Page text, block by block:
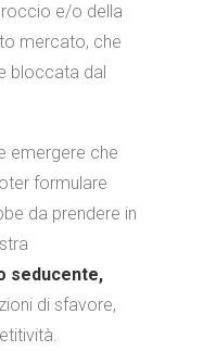
e/o della
mercato, che
bloccata dal
emergere che
formulare
da prendere in
seducente,
di sfavore,